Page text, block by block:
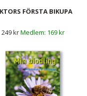
FÖRSTA BIKUPA
249 kr 169 kr